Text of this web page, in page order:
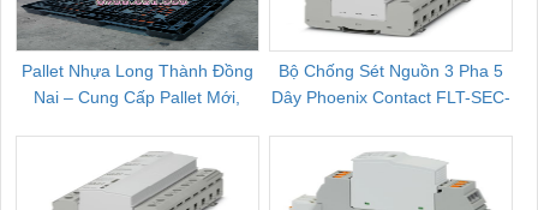
Pallet Nhựa Long Thành Đồng
Nai – Cung Cấp Pallet Mới,
Bộ Chống Sét Nguồn 3 Pha 5
Dây Phoenix Contact FLT-SEC-